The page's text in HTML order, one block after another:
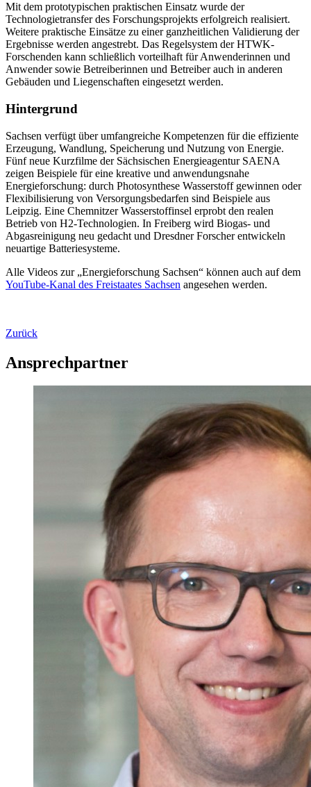
Mit dem prototypischen praktischen Einsatz wurde der
Technologietransfer des Forschungsprojekts erfolgreich realisiert.
Weitere praktische Einsätze zu einer ganzheitlichen Validierung der
Ergebnisse werden angestrebt. Das Regelsystem der HTWK-
Forschenden kann schließlich vorteilhaft für Anwenderinnen und
Anwender sowie Betreiberinnen und Betreiber auch in anderen
Gebäuden und Liegenschaften eingesetzt werden.
Hintergrund
Sachsen verfügt über umfangreiche Kompetenzen für die effiziente
Erzeugung, Wandlung, Speicherung und Nutzung von Energie.
Fünf neue Kurzfilme der Sächsischen Energieagentur SAENA
zeigen Beispiele für eine kreative und anwendungsnahe
Energieforschung: durch Photosynthese Wasserstoff gewinnen oder
Flexibilisierung von Versorgungsbedarfen sind Beispiele aus
Leipzig. Eine Chemnitzer Wasserstoffinsel erprobt den realen
Betrieb von H2-Technologien. In Freiberg wird Biogas- und
Abgasreinigung neu gedacht und Dresdner Forscher entwickeln
neuartige Batteriesysteme.
Alle Videos zur „Energieforschung Sachsen“ können auch auf dem
YouTube-Kanal des Freistaates Sachsen angesehen werden.
Zurück
Ansprechpartner